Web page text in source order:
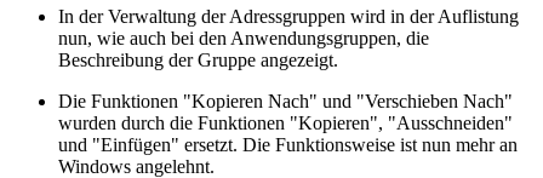
In der Verwaltung der Adressgruppen wird in der Auflistung
nun, wie auch bei den Anwendungsgruppen, die
Beschreibung der Gruppe angezeigt.
Die Funktionen "Kopieren Nach" und "Verschieben Nach"
wurden durch die Funktionen "Kopieren", "Ausschneiden"
und "Einfügen" ersetzt. Die Funktionsweise ist nun mehr an
Windows angelehnt.